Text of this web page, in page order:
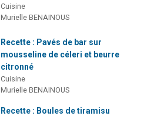
Cuisine
Murielle BENAINOUS
Recette : Pavés de bar sur
mousseline de céleri et beurre
citronné
Cuisine
Murielle BENAINOUS
Recette : Boules de tiramisu